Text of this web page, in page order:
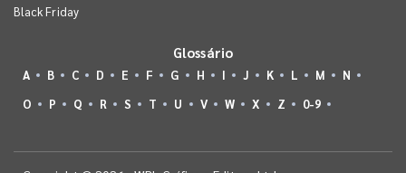
Black Friday
Glossário
A B C D E F G H I J K L M
N
O
P Q R S T U V W X Z 0-9